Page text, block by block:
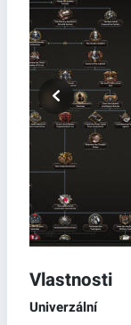
Vlastnosti
Univerzální